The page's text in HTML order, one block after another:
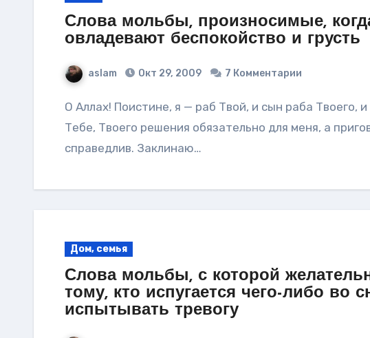
Слова мольбы, произносимые,
овладевают беспокойство и грусть
aslam Окт 29, 2009 7 Комментарии
О Аллах! Поистине, я — раб Твой, и сын раба Твоего, и сын рабыни Твоей. Я подвластен
Тебе, Твоего решения обязательно для меня, а
справедлив. Заклинаю…
Дом, семья
Слова мольбы, с которой
тому, кто испугается чего-либо во
испытывать тревогу